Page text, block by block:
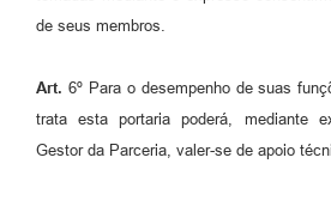
de seus membros.
Art. 6º Para o desempenho de suas
trata esta portaria poderá, mediante
Gestor da Parceria, valer-se de apoio